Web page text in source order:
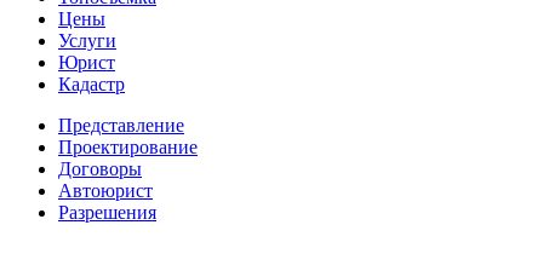
Цены
Услуги
Юрист
Кадастр
Представление
Проектирование
Договоры
Автоюрист
Разрешения